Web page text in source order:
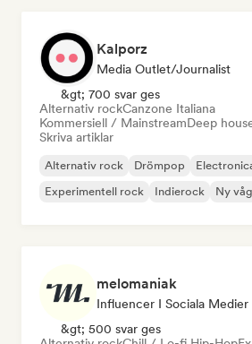
Kalporz
Media Outlet/Journalist
&gt; 700 svar ges
Alternativ rockCanzone Italiana
Kommersiell / MainstreamDeep
Skriva artiklar
Alternativ rock Drömpop
Experimentell rock
Indierock Ny våg
melomaniak
Influencer I Sociala Medier
&gt; 500 svar ges